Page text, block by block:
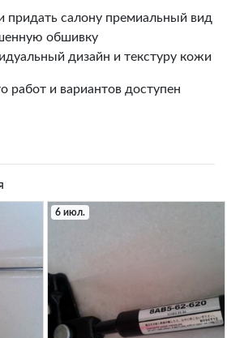
придать салону премиальный вид
обшивку
дизайн и текстуру кожи
работ и вариантов доступен
6 июл.